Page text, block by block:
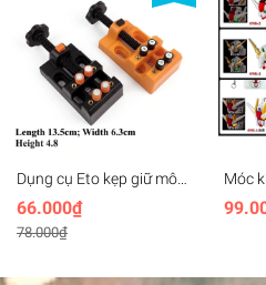
Dụng cụ Eto kẹp giữ mô
hình Mini bench vise
plastic
66.000₫
78.000₫
Móc
SD
Chain